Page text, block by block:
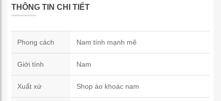
THÔNG TIN CHI TIẾT
Phong cách Nam tính mạnh mẽ
Giới tính Nam
Xuất xứ Shop áo khoác nam